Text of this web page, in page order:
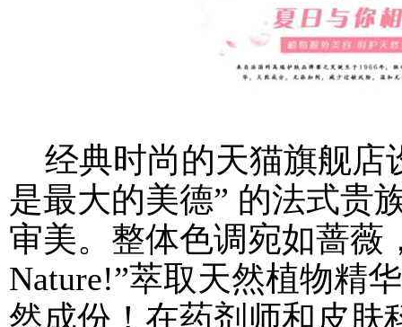
经典时尚的天猫旗舰店
是最大的美德” 的法式贵
审美。整体色调宛如蔷薇
Nature!”萃取天然植物精
然成份！在药剂师和皮肤